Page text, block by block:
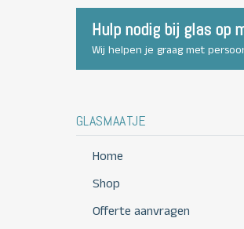
Hulp nodig bij glas op
Wij helpen je graag met
GLASMAATJE
Home
Shop
Offerte aanvragen